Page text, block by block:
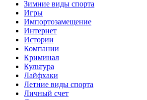
Зимние виды спорта
Игры
Импортозамещение
Интернет
Истории
Компании
Криминал
Культура
Лайфхаки
Летние виды спорта
Личный счет